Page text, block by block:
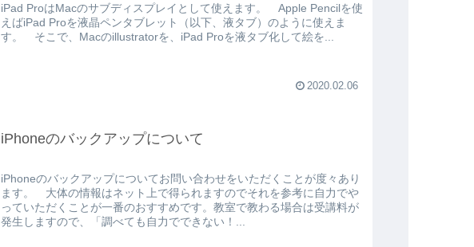
iPad ProはMacのサブディスプレイとして使えます。 Apple Pencilを使
えばiPad Proを液晶ペンタブレット（以下、液タブ）のように使えま
す。 そこで、Macのillustratorを、iPad Proを液タブ化して絵を...
2020.02.06
iPhoneのバックアップについて
iPhoneのバックアップについてお問い合わせをいただくことが度々あり
ます。 大体の情報はネット上で得られますのでそれを参考に自力でや
っていただくことが一番のおすすめです。教室で教わる場合は受講料が
発生しますので、「調べても自力でできない！...